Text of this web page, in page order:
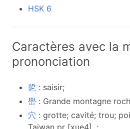
HSK 6
Caractères avec la
prononciation
乴 : saisir;
嶨 : Grande montagne
穴 : grotte; cavité; trou;
Taiwan pr [xue4] .;